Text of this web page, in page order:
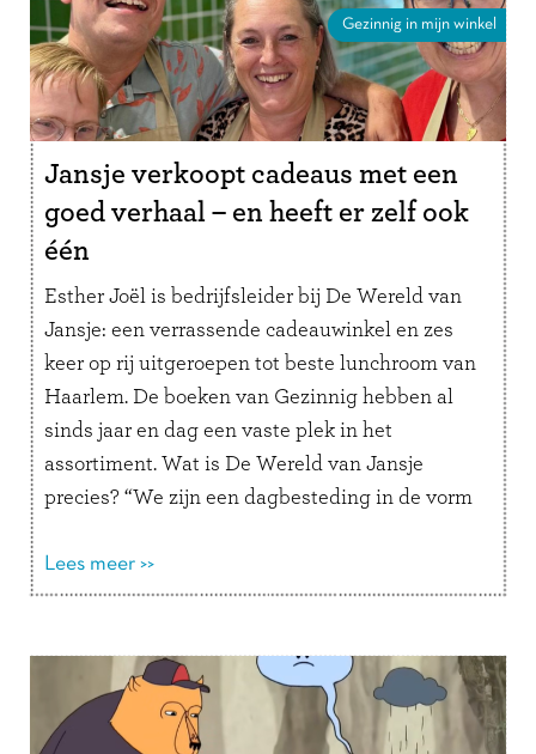
Gezinnig in mijn winkel
Jansje verkoopt cadeaus met een
goed verhaal – en heeft er zelf ook
één
Esther Joël is bedrijfsleider bij De Wereld van
Jansje: een verrassende cadeauwinkel en zes
keer op rij uitgeroepen tot beste lunchroom van
Haarlem. De boeken van Gezinnig hebben al
sinds jaar en dag een vaste plek in het
assortiment. Wat is De Wereld van Jansje
precies? “We zijn een dagbesteding in de vorm
Lees meer >>